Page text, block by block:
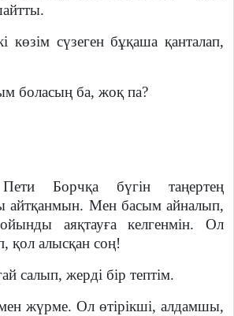
сүзеген бұқаша қанталап,
боласың ба, жоқ па?
Борчқа бүгін таңертең
айтқанмын. Мен басым айналып,
аяқтауға келгенмін. Ол
қол алысқан соң!
салып, жерді бір тептім.
жүрме. Ол өтірікші, алдамшы,